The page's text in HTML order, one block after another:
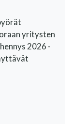
yritysten
2026 -